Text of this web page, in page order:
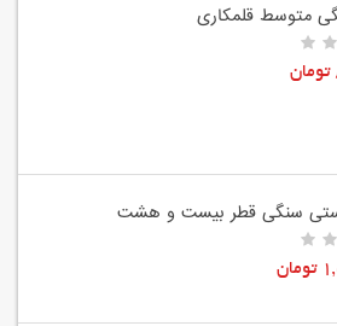
متوسط قلمکاری
سنگی قطر بیست و هشت